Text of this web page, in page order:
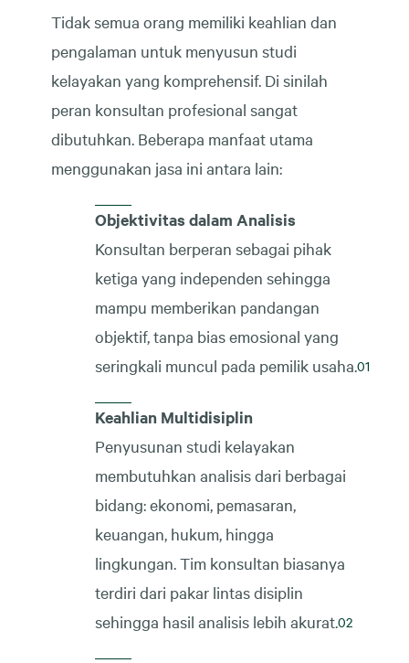
Tidak semua orang memiliki keahlian dan
pengalaman untuk menyusun studi
kelayakan yang komprehensif. Di sinilah
peran konsultan profesional sangat
dibutuhkan. Beberapa manfaat utama
menggunakan jasa ini antara lain:
Objektivitas dalam Analisis
Konsultan berperan sebagai pihak
ketiga yang independen sehingga
mampu memberikan pandangan
objektif, tanpa bias emosional yang
seringkali muncul pada pemilik usaha.
Keahlian Multidisiplin
Penyusunan studi kelayakan
membutuhkan analisis dari berbagai
bidang: ekonomi, pemasaran,
keuangan, hukum, hingga
lingkungan. Tim konsultan biasanya
terdiri dari pakar lintas disiplin
sehingga hasil analisis lebih akurat.